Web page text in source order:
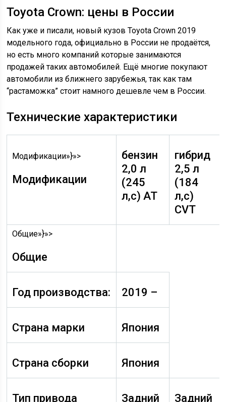
Toyota Crown: цены в России
Как уже и писали, новый кузов Toyota Crown 2019
модельного года, официально в России не продаётся,
но есть много компаний которые занимаются
продажей таких автомобилей. Ещё многие покупают
автомобили из ближнего зарубежья, так как там
“растаможка” стоит намного дешевле чем в России.
Технические характеристики
Модификации»}»>
Модификации
бензин
2,0 л
(245
л,с) AT
гибрид
2,5 л
(184
л,с)
СVT
Общие»}»>
Общие
Год производства: 2019 –
Страна марки Япония
Страна сборки Япония
Тип привода Задний Задний